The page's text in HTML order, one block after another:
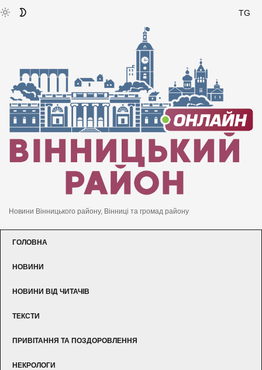
TG
Новини Вінницького району, Вінниці та громад району
ГОЛОВНА
НОВИНИ
НОВИНИ ВІД ЧИТАЧІВ
ТЕКСТИ
ПРИВІТАННЯ ТА ПОЗДОРОВЛЕННЯ
НЕКРОЛОГИ